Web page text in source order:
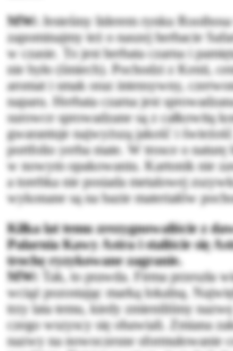
MW: Jesteśmy liderem rynku
zapominajmy też o naszej herbacie
w czasie. To jest herbata czarna i
nie było (śmiech). Pochodzi z Kenii,
aromat i smak oraz intensywny,
naparu. Herbata czarna jest
surowce sprowadzane są z całkowitą
gwarantuje najwyższą jakość i
portfolio yerba mate. W trosce o naturę
w nowym opakowaniu. Kartonik nie
a torebka nie posiada metalowej
wykonane są na bazie materiałów
Kilka lat temu zrezygnowaliście z
Palarnia Kawy Astra i staliście się
trochę ryzykowane zagranie.
MW:
Tak, to prawda. Firma przeszła
wciąż pozostając marką lokalną.
trzy lata temu, kiedy zmieniliśmy
czego wszyscy się obawiali. Zmiana
nazwy na nowoczesne sformułowanie